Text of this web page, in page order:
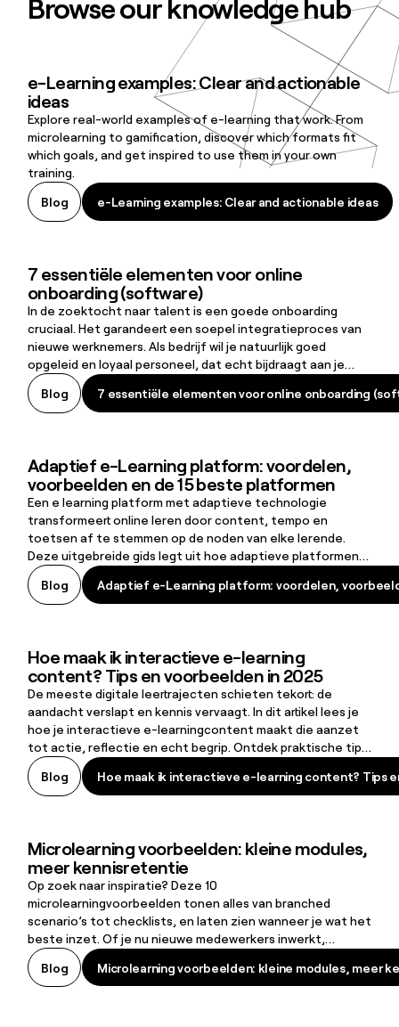
Browse our knowledge hub
e-Learning examples: Clear and actionable
ideas
Explore real-world examples of e-learning that work. From
microlearning to gamification, discover which formats fit
which goals, and get inspired to use them in your own
training.
Blog
e-Learning examples: Clear and actionable ideas
e-Learning examples: Clear and actionable ideas
e-Learning examples: Clear and actionable ideas
7 essentiële elementen voor online
onboarding (software)
In de zoektocht naar talent is een goede onboarding
cruciaal. Het garandeert een soepel integratieproces van
nieuwe werknemers. Als bedrijf wil je natuurlijk goed
opgeleid en loyaal personeel, dat echt bijdraagt aan je
bedrijfsmissie. Daarom steken bedrijven steeds meer
energie in de onboardingtraining van hun medewerkers.
Lees deze blog en ontdek de essentiële elementen voor
Blog 7 essentiële elementen voor online onboarding
7 essentiële elementen voor online onboarding
7 essentiële elementen voor online onboarding (software)
Adaptief e-Learning platform: voordelen,
voorbeelden en de 15 beste platformen
Een e learning platform met adaptieve technologie
transformeert online leren door content, tempo en
toetsen af te stemmen op de noden van elke lerende.
Deze uitgebreide gids legt uit hoe adaptieve platformen
werken, waarom ze de betrokkenheid en prestaties
verhogen, en hoe organisaties ze in de praktijk kunnen
inzetten. Je ontdekt ook concrete voorbeelden, best
Blog Adaptief e-Learning platform: voordelen,
Adaptief e-Learning platform: voordelen,
Adaptief e-Learning platform: voordelen, voorbeelden en de 15
Hoe maak ik interactieve e-learning
content? Tips en voorbeelden in 2025
De meeste digitale leertrajecten schieten tekort: de
aandacht verslapt en kennis vervaagt. In dit artikel lees je
hoe je interactieve e-learningcontent maakt die aanzet
tot actie, reflectie en echt begrip. Ontdek praktische tips
en voorbeelden om statische informatie om te zetten in
blijvend leren.
Blog Hoe maak ik interactieve e-learning content? Tips
Hoe maak ik interactieve e-learning content? Tips
Hoe maak ik interactieve e-learning content? Tips en voorbeelden
Microlearning voorbeelden: kleine modules,
meer kennisretentie
Op zoek naar inspiratie? Deze 10
microlearningvoorbeelden tonen alles van branched
scenario’s tot checklists, en laten zien wanneer je wat het
beste inzet. Of je nu nieuwe medewerkers inwerkt,
compliancekennis wilt opfrissen of ondersteuning biedt op
het moment dat het nodig is: er is altijd een aanpak die
werkt.
Blog Microlearning voorbeelden: kleine modules, meer
Microlearning voorbeelden: kleine modules, meer
Microlearning voorbeelden: kleine modules, meer kennisretentie